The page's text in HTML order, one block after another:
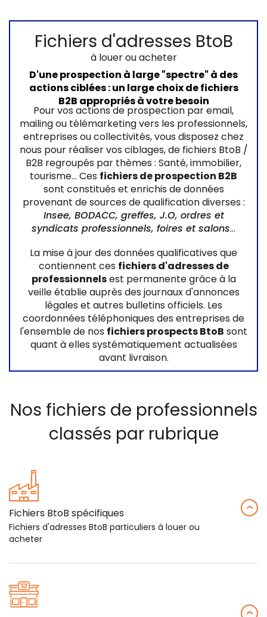
Fichiers d'adresses BtoB
à louer ou acheter
D'une prospection à large "spectre" à des
actions ciblées : un large choix de fichiers
B2B appropriés à votre besoin
Pour vos actions de prospection par email,
mailing ou télémarketing vers les professionnels,
entreprises ou collectivités, vous disposez chez
nous pour réaliser vos ciblages, de fichiers BtoB /
B2B regroupés par thèmes : Santé, immobilier,
tourisme… Ces fichiers de prospection B2B
sont constitués et enrichis de données
provenant de sources de qualification diverses :
Insee, BODACC, greffes, J.O, ordres et
syndicats professionnels, foires et salons…
La mise à jour des données qualificatives que
contiennent ces fichiers d'adresses de
professionnelsest permanente grâce à la
veille établie auprès des journaux d'annonces
légales et autres bulletins officiels. Les
coordonnées téléphoniques des entreprises de
l'ensemble de nos fichiers prospects BtoB sont
quant à elles systématiquement actualisées
avant livraison.
Nos fichiers de professionnels
classés par rubrique
Fichiers BtoB spécifiques
Fichiers d'adresses BtoB particuliers à louer ou
acheter